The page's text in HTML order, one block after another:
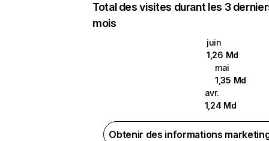
Total des visites durant les 3
mois
juin
1,26 Md
mai
1,35 Md
avr.
1,24 Md
Obtenir des informations